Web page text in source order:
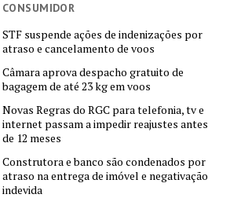
CONSUMIDOR
STF suspende ações de indenizações por
atraso e cancelamento de voos
Câmara aprova despacho gratuito de
bagagem de até 23 kg em voos
Novas Regras do RGC para telefonia, tv e
internet passam a impedir reajustes antes
de 12 meses
Construtora e banco são condenados por
atraso na entrega de imóvel e negativação
indevida